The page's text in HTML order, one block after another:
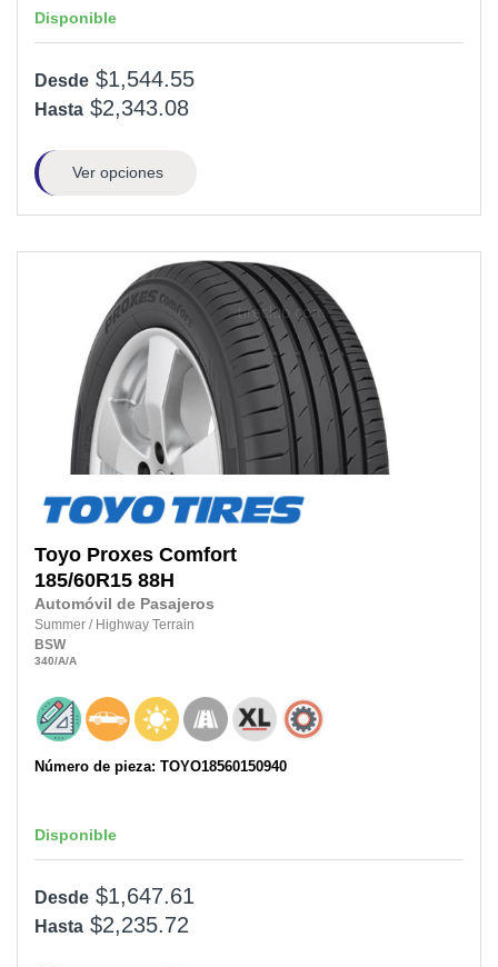
Disponible
Desde $1,544.55
Hasta $2,343.08
Ver opciones
Toyo Proxes Comfort
185/60R15 88H
Automóvil de Pasajeros
Summer / Highway Terrain
BSW
340/A/A
Número de pieza: TOYO18560150940
Disponible
Desde $1,647.61
Hasta $2,235.72